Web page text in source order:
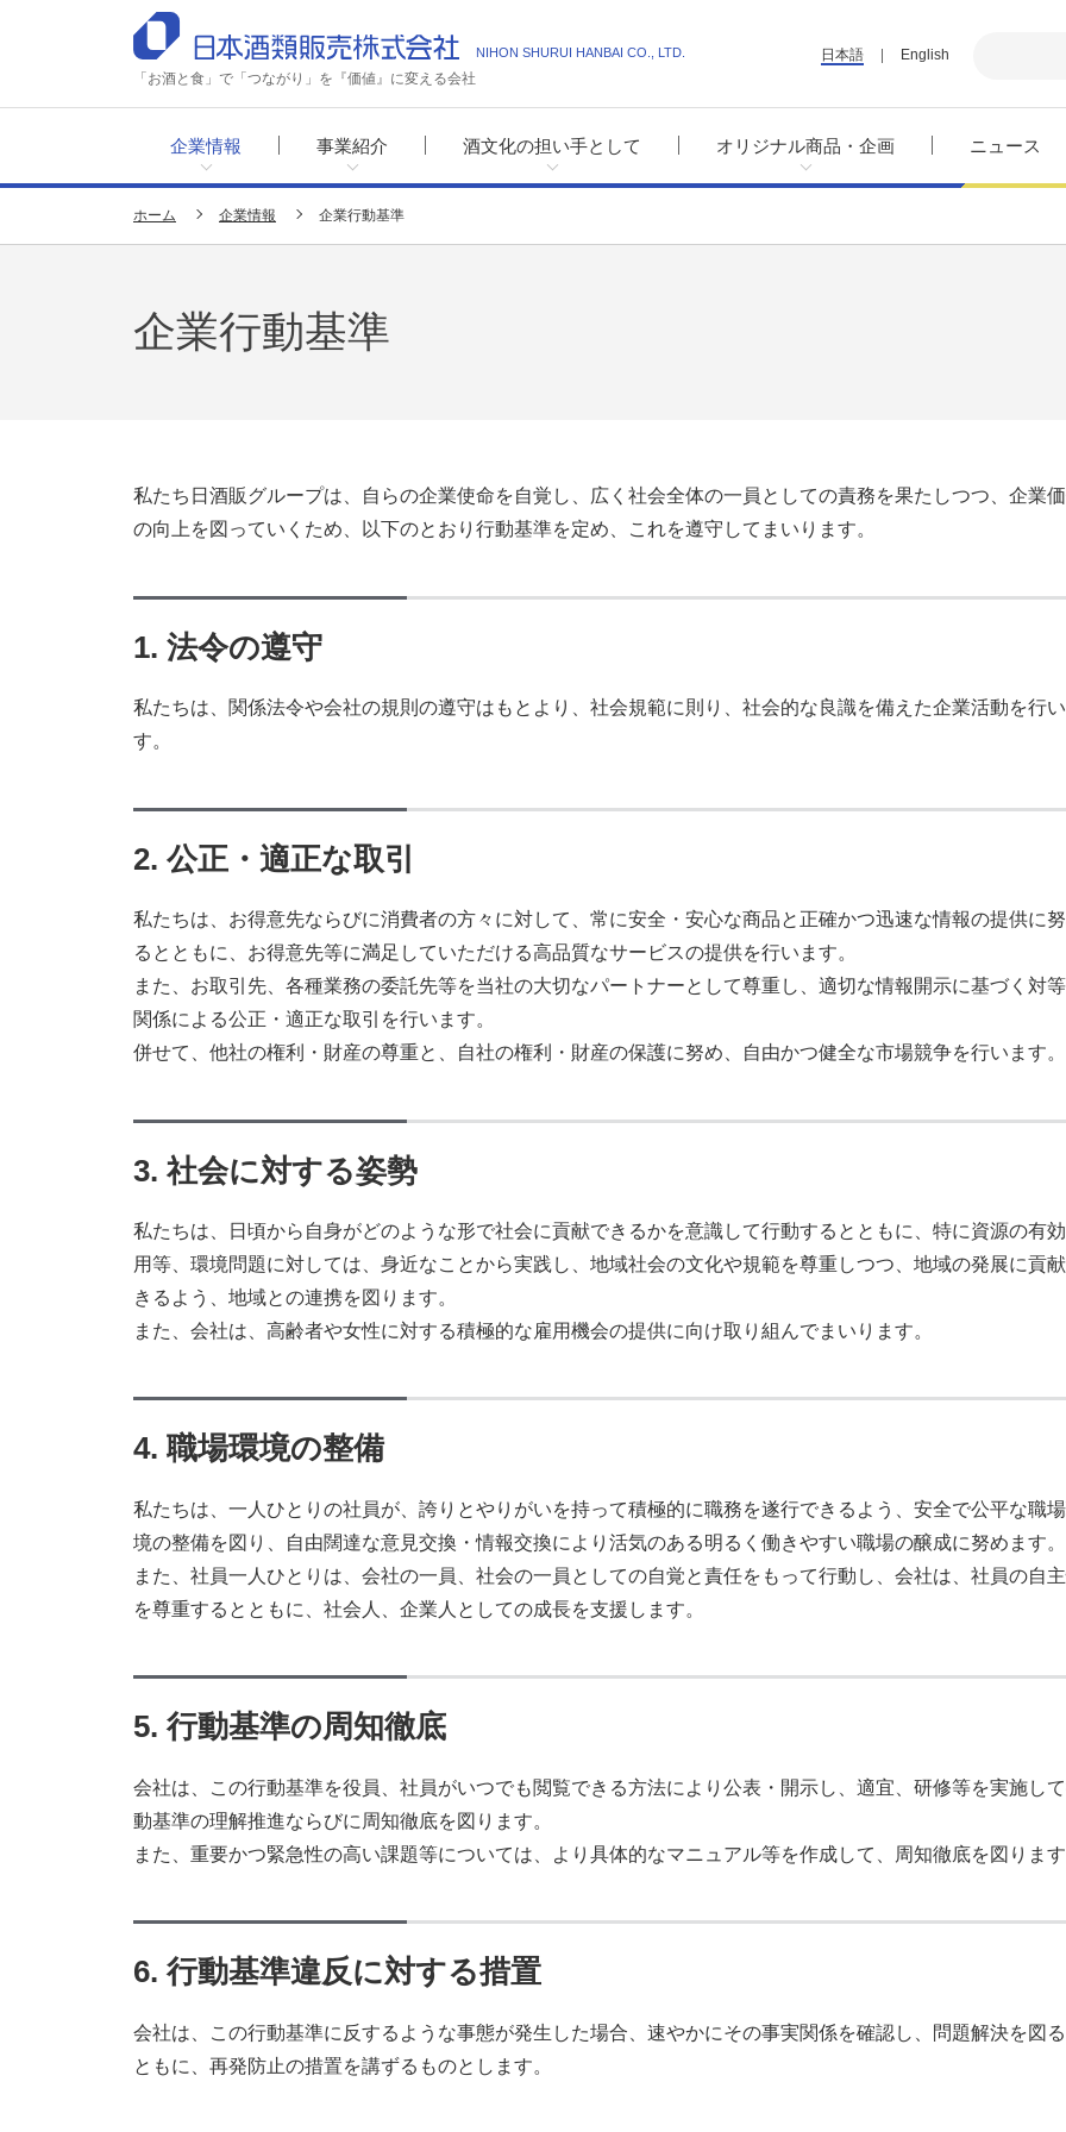
NIHON SHURUI HANBAI CO., LTD.
「お酒と食」で「つながり」を『価値』に変える会社
企業情報 事業紹介 酒文化の担い手として オリジナル商品・企画 ニュース
日本語 English
ホーム 企業情報 企業行動基準
企業行動基準
私たち日酒販グループは、自らの企業使命を自覚し、広く社会全体の一員としての責務を果たしつつ、企業
の向上を図っていくため、以下のとおり行動基準を定め、これを遵守してまいります。
1. 法令の遵守
私たちは、関係法令や会社の規則の遵守はもとより、社会規範に則り、社会的な良識を備えた企業活動を行い
す。
2. 公正・適正な取引
私たちは、お得意先ならびに消費者の方々に対して、常に安全・安心な商品と正確かつ迅速な情報の提供に
るとともに、お得意先等に満足していただける高品質なサービスの提供を行います。
また、お取引先、各種業務の委託先等を当社の大切なパートナーとして尊重し、適切な情報開示に基づく対
関係による公正・適正な取引を行います。
併せて、他社の権利・財産の尊重と、自社の権利・財産の保護に努め、自由かつ健全な市場競争を行います。
3. 社会に対する姿勢
私たちは、日頃から自身がどのような形で社会に貢献できるかを意識して行動するとともに、特に資源の有
用等、環境問題に対しては、身近なことから実践し、地域社会の文化や規範を尊重しつつ、地域の発展に貢
きるよう、地域との連携を図ります。
また、会社は、高齢者や女性に対する積極的な雇用機会の提供に向け取り組んでまいります。
4. 職場環境の整備
私たちは、一人ひとりの社員が、誇りとやりがいを持って積極的に職務を遂行できるよう、安全で公平な職
境の整備を図り、自由闊達な意見交換・情報交換により活気のある明るく働きやすい職場の醸成に努めます。
また、社員一人ひとりは、会社の一員、社会の一員としての自覚と責任をもって行動し、会社は、社員の自
を尊重するとともに、社会人、企業人としての成長を支援します。
5. 行動基準の周知徹底
会社は、この行動基準を役員、社員がいつでも閲覧できる方法により公表・開示し、適宜、研修等を実施し
動基準の理解推進ならびに周知徹底を図ります。
また、重要かつ緊急性の高い課題等については、より具体的なマニュアル等を作成して、周知徹底を図ります
6. 行動基準違反に対する措置
会社は、この行動基準に反するような事態が発生した場合、速やかにその事実関係を確認し、問題解決を図る
ともに、再発防止の措置を講ずるものとします。